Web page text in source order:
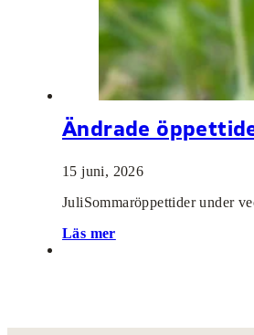
Ändrade
15 juni, 2026
JuliSommaröppettider under
Läs mer